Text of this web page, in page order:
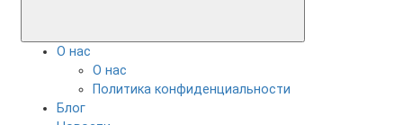
О нас
О нас
Политика конфиденциальности
Блог